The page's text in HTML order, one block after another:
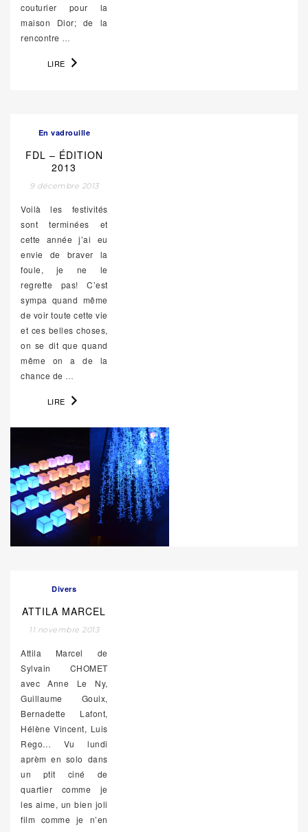
couturier pour la
maison Dior; de la
rencontre …
LIRE
En vadrouille
FDL – ÉDITION
2013
9 décembre 2013
Voilà les festivités
sont terminées et
cette année j’ai eu
envie de braver la
foule, je ne le
regrette pas! C’est
sympa quand même
de voir toute cette vie
et ces belles choses,
on se dit que quand
même on a de la
chance de …
LIRE
Divers
ATTILA MARCEL
11 novembre 2013
Attila Marcel de
Sylvain CHOMET
avec Anne Le Ny,
Guillaume Gouix,
Bernadette Lafont,
Hélène Vincent, Luis
Rego… Vu lundi
aprèm en solo dans
un ptit ciné de
quartier comme je
les aime, un bien joli
film comme je n’en